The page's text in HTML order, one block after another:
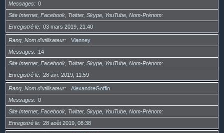
Messages
0
Site Internet, Facebook, Twitter, Skype, YouTube, Nom-Prénom
Enregistré le
03 mars 2019, 21:40
Rang, Nom d’utilisateur
Vianney
Messages
14
Site Internet, Facebook, Twitter, Skype, YouTube, Nom-Prénom
Enregistré le
28 avr. 2019, 11:59
Rang, Nom d’utilisateur
AlexandreGoffin
Messages
0
Site Internet, Facebook, Twitter, Skype, YouTube, Nom-Prénom
Enregistré le
28 août 2019, 08:38